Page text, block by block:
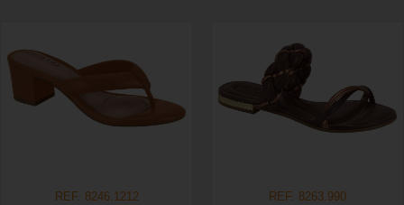
REF. 8246.1212 REF. 8263.990